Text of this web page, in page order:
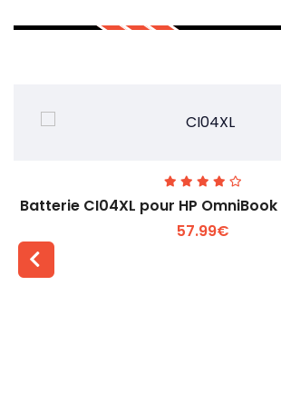
Batterie CI04XL pour HP OmniBook
57.99€